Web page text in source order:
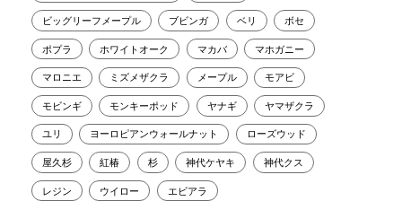
ビッグリーフメープル ブビンガ ベリ ボセ
ポプラ ホワイトオーク マカバ マホガニー
マロニエ ミズメザクラ メープル モアビ
モビンギ モンキーポッド ヤナギ ヤマザクラ
ユリ ヨーロピアンウォールナット ローズウッド
屋久杉 紅椿 杉 神代ケヤキ 神代クス
レジン ウイロー エビアラ